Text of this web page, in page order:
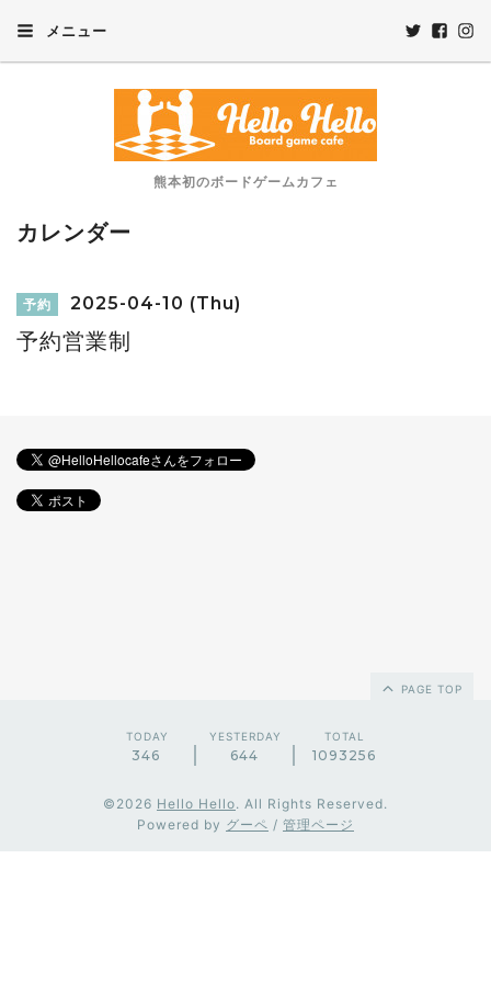
メニュー
熊本初のボードゲームカフェ
カレンダー
予約 2025-04-10 (Thu)
予約営業制
PAGE TOP
TODAY
346
YESTERDAY
644
TOTAL
1093256
©2026 Hello Hello. All Rights Reserved.
Powered by グーペ / 管理ページ